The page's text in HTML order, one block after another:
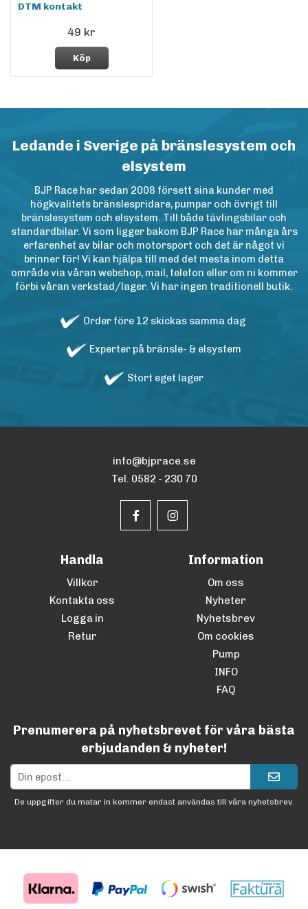
DTM kontakt
49 kr
Köp
Ledande i Sverige på bränslesystem och
elsystem
BJP Race har sedan 2008 försett sina kunder med
högkvalitets bränslespridare, pumpar och övrigt till
bränslesystem och elsystem. Till både tävlingsbilar och
standardbilar. Vi som ligger bakom BJP Race har många års
erfarenhet av bilar och motorsport och det är något vi
brinner för! Vi kan hjälpa till med det mesta inom detta
område via våran webshop, mail, telefon eller om ni kommer
förbi våran verkstad/lager. Vi har ingen traditionell butik.
Order före 12 skickas samma dag
Experter på bränsle- & elsystem
Stort eget lager
info@bjprace.se
Tel. 0582 - 230 70
Handla
Villkor
Kontakta oss
Logga in
Retur
Information
Om oss
Nyheter
Nyhetsbrev
Om cookies
Pump
INFO
FAQ
Prenumerera på nyhetsbrevet för våra bästa
erbjudanden & nyheter!
De uppgifter du matar in kommer endast användas till våra nyhetsbrev.